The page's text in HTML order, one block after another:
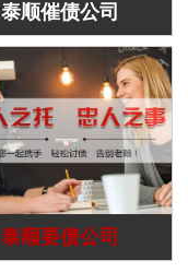
泰顺催债公司
泰顺要债公司